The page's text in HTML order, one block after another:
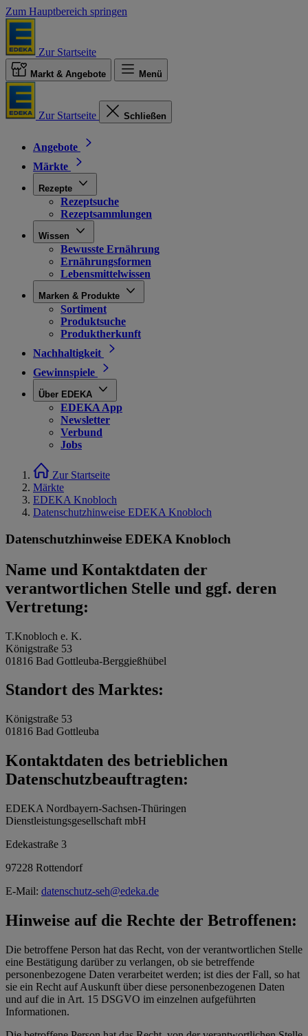
Zum Hauptbereich springen
Zur Startseite
Markt & Angebote Menü
Zur Startseite Schließen
Angebote
Märkte
Rezepte
Rezeptsuche
Rezeptsammlungen
Wissen
Bewusste Ernährung
Ernährungsformen
Lebensmittelwissen
Marken & Produkte
Sortiment
Produktsuche
Produktherkunft
Nachhaltigkeit
Gewinnspiele
Über EDEKA
EDEKA App
Newsletter
Verbund
Jobs
Zur Startseite
Märkte
EDEKA Knobloch
Datenschutzhinweise EDEKA Knobloch
Datenschutzhinweise EDEKA Knobloch
Name und Kontaktdaten der
verantwortlichen Stelle und ggf. deren
Vertretung:
T.Knobloch e. K.
Königstraße 53
01816 Bad Gottleuba-Berggießhübel
Standort des Marktes:
Königstraße 53
01816 Bad Gottleuba
Kontaktdaten des betrieblichen
Datenschutzbeauftragten:
EDEKA Nordbayern-Sachsen-Thüringen
Dienstleistungsgesellschaft mbH
Edekastraße 3
97228 Rottendorf
E-Mail: datenschutz-seh@edeka.de
Hinweise auf die Rechte der Betroffenen:
Die betroffene Person hat das Recht, von der verantwortlichen Stelle
eine Bestätigung darüber zu verlangen, ob sie betreffende
personenbezogene Daten verarbeitet werden; ist dies der Fall, so hat
sie ein Recht auf Auskunft über diese personenbezogenen Daten
und auf die in Art. 15 DSGVO im einzelnen aufgeführten
Informationen.